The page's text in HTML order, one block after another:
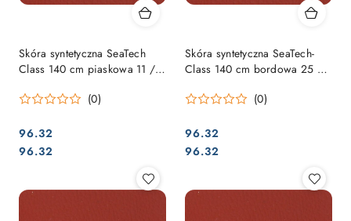
Skóra syntetyczna SeaTech
Class 140 cm piaskowa 11 /
(0)
Cena:
96.32
Cena:
96.32
Skóra syntetyczna SeaTech-
Class 140 cm bordowa 25 /
(0)
Cena:
96.32
Cena:
96.32